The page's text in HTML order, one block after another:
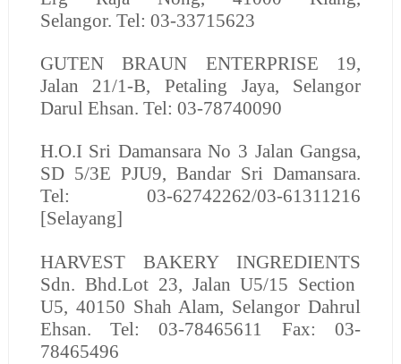
Selangor. Tel: 03-33715623
GUTEN BRAUN ENTERPRISE 19,
Jalan 21/1-B, Petaling Jaya, Selangor
Darul Ehsan. Tel: 03-78740090
H.O.I Sri Damansara No 3 Jalan Gangsa,
SD 5/3E PJU9, Bandar Sri Damansara.
Tel: 03-62742262/03-61311216
[Selayang]
HARVEST BAKERY INGREDIENTS
Sdn. Bhd.Lot 23, Jalan U5/15 Section
U5, 40150 Shah Alam, Selangor Dahrul
Ehsan. Tel: 03-78465611 Fax: 03-
78465496